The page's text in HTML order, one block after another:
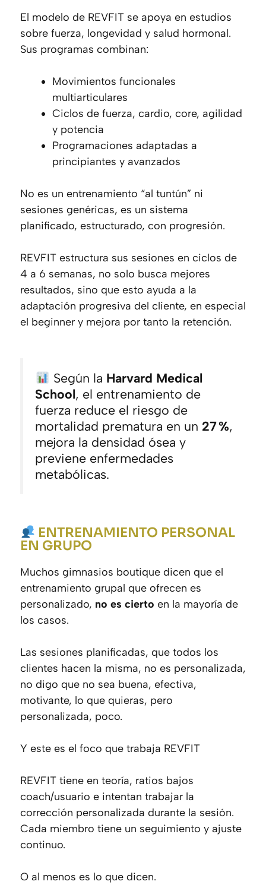
El modelo de REVFIT se apoya en estudios
sobre fuerza, longevidad y salud hormonal.
Sus programas combinan:
Movimientos funcionales
multiarticulares
Ciclos de fuerza, cardio, core, agilidad
y potencia
Programaciones adaptadas a
principiantes y avanzados
No es un entrenamiento “al tuntún” ni
sesiones genéricas, es un sistema
planificado, estructurado, con progresión.
REVFIT estructura sus sesiones en ciclos de
4 a 6 semanas, no solo busca mejores
resultados, sino que esto ayuda a la
adaptación progresiva del cliente, en especial
el beginner y mejora por tanto la retención.
Según la Harvard Medical
School, el entrenamiento de
fuerza reduce el riesgo de
mortalidad prematura en un 27 %,
mejora la densidad ósea y
previene enfermedades
metabólicas.
ENTRENAMIENTO PERSONAL
EN GRUPO
Muchos gimnasios boutique dicen que el
entrenamiento grupal que ofrecen es
personalizado, no es cierto en la mayoría de
los casos.
Las sesiones planificadas, que todos los
clientes hacen la misma, no es personalizada,
no digo que no sea buena, efectiva,
motivante, lo que quieras, pero
personalizada, poco.
Y este es el foco que trabaja REVFIT
REVFIT tiene en teoría, ratios bajos
coach/usuario e intentan trabajar la
corrección personalizada durante la sesión.
Cada miembro tiene un seguimiento y ajuste
continuo.
O al menos es lo que dicen.